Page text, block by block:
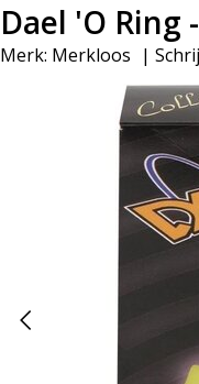
Dael 'O Ring
Merk: Merkloos |